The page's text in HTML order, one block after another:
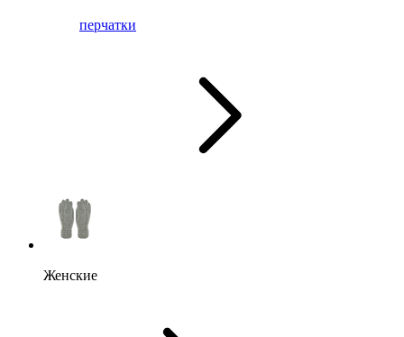
перчатки
Женские